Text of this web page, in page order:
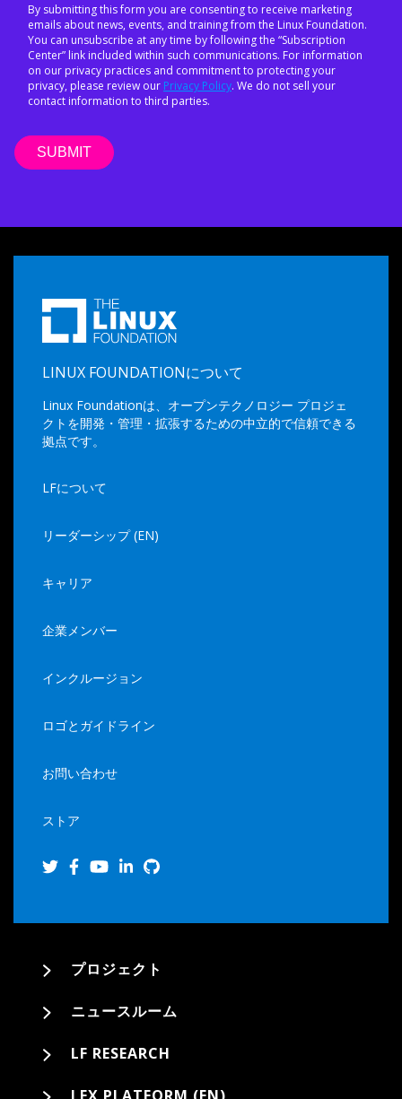
By submitting this form you are consenting to receive marketing
emails about news, events, and training from the Linux Foundation.
You can unsubscribe at any time by following the “Subscription
Center” link included within such communications. For information
on our privacy practices and commitment to protecting your
privacy, please review our Privacy Policy. We do not sell your
contact information to third parties.
LINUX FOUNDATIONについて
Linux Foundationは、オープンテクノロジー プロジェ
クトを開発・管理・拡張するための中立的で信頼できる
拠点です。
LFについて
リーダーシップ (EN)
キャリア
企業メンバー
インクルージョン
ロゴとガイドライン
お問い合わせ
ストア
プロジェクト
ニュースルーム
LF RESEARCH